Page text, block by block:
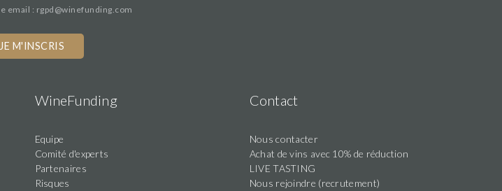
email : rgpd@winefunding.com
WineFunding
Equipe
Comité d'experts
Partenaires
Risques
Contact
Nous contacter
Achat de vins avec 10% de réduction
LIVE TASTING
Nous rejoindre (recrutement)